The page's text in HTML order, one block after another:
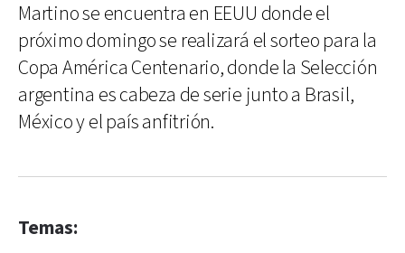
Martino se encuentra en EEUU donde el
próximo domingo se realizará el sorteo para la
Copa América Centenario, donde la Selección
argentina es cabeza de serie junto a Brasil,
México y el país anfitrión.
Temas: